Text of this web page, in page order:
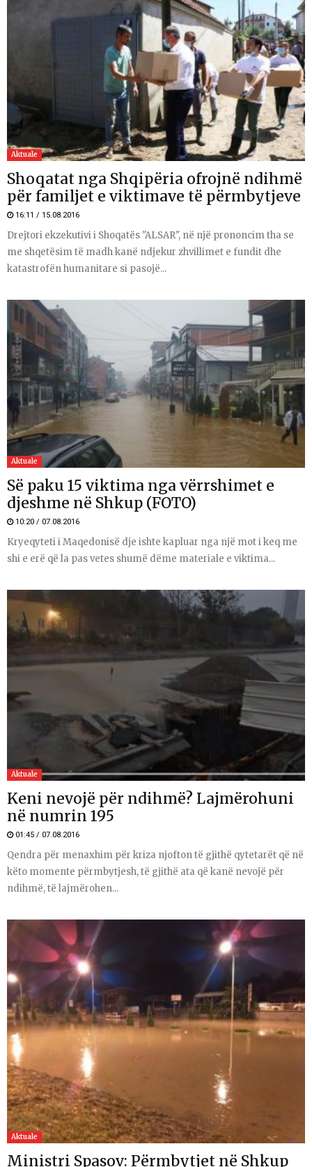
Aktuale
Shoqatat nga Shqipëria ofrojnë ndihmë
për familjet e viktimave të përmbytjeve
16:11 / 15.08.2016
Drejtori ekzekutivi i Shoqatës "ALSAR", në një prononcim tha se
me shqetësim të madh kanë ndjekur zhvillimet e fundit dhe
katastrofën humanitare si pasojë...
Aktuale
Së paku 15 viktima nga vërrshimet e
djeshme në Shkup (FOTO)
10:20 / 07.08.2016
Kryeqyteti i Maqedonisë dje ishte kapluar nga një mot i keq me
shi e erë që la pas vetes shumë dëme materiale e viktima...
Aktuale
Keni nevojë për ndihmë? Lajmërohuni
në numrin 195
01:45 / 07.08.2016
Qendra për menaxhim për kriza njofton të gjithë qytetarët që në
këto momente përmbytjesh, të gjithë ata që kanë nevojë për
ndihmë, të lajmërohen...
Aktuale
Ministri Spasov: Përmbytjet në Shkup